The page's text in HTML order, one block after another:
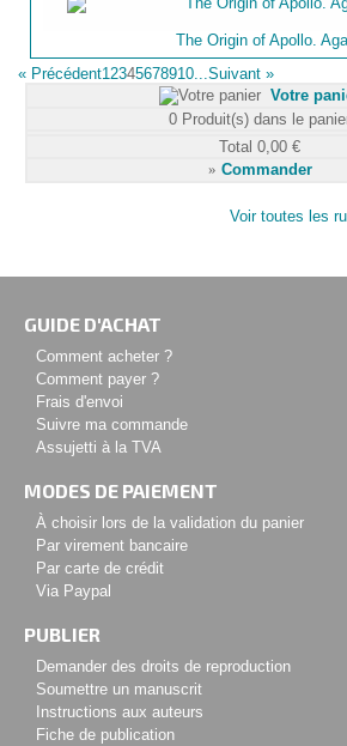
The Origin of Apollo.
« Précédent12345678910...Suivant »
Votre
0 Produit(s) dans le
Total 0,00 €
» Commander
Voir toutes les
GUIDE D'ACHAT
Comment acheter ?
Comment payer ?
Frais d'envoi
Suivre ma commande
Assujetti à la TVA
MODES DE PAIEMENT
À choisir lors de la validation du panier
Par virement bancaire
Par carte de crédit
Via Paypal
PUBLIER
Demander des droits de reproduction
Soumettre un manuscrit
Instructions aux auteurs
Fiche de publication